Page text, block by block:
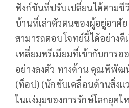
ฟังก์ชันที่ปรับเปลี่ยนได้ตามชี
บ้านที่เล่าตัวตนของผู้อยู่อาศัย
สามารถตอบโจทย์นี้ได้อย่างดี
เหลี่ยมพรีเมียมที่เข้ากับการ
อย่างลงตัว ทางด้าน คุณพิพัฒ
(ท็อป) (นักขับเคลื่อนด้านสิ่งแ
ในแง่มุมของการรักษ์โลกยุคใ